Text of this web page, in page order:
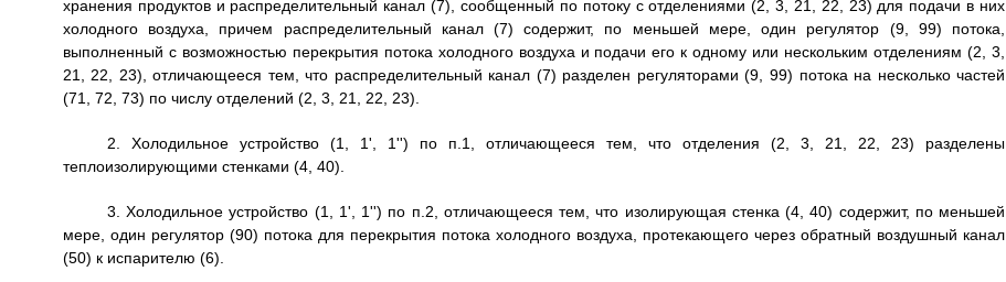
хранения продуктов и распределительный канал (7), сообщенный по потоку с отделениями (2, 3, 21, 22, 23) для подачи в них
холодного воздуха, причем распределительный канал (7) содержит, по меньшей мере, один регулятор (9, 99) потока,
выполненный с возможностью перекрытия потока холодного воздуха и подачи его к одному или нескольким отделениям (2, 3,
21, 22, 23), отличающееся тем, что распределительный канал (7) разделен регуляторами (9, 99) потока на несколько частей
(71, 72, 73) по числу отделений (2, 3, 21, 22, 23).
2. Холодильное устройство (1, 1', 1'') по п.1, отличающееся тем, что отделения (2, 3, 21, 22, 23) разделены
теплоизолирующими стенками (4, 40).
3. Холодильное устройство (1, 1', 1'') по п.2, отличающееся тем, что изолирующая стенка (4, 40) содержит, по меньшей
мере, один регулятор (90) потока для перекрытия потока холодного воздуха, протекающего через обратный воздушный канал
(50) к испарителю (6).